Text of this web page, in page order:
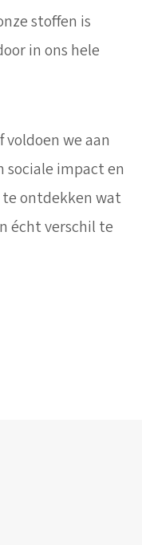
stoffen is
in ons hele
we aan
sociale impact en
te ontdekken wat
écht verschil te